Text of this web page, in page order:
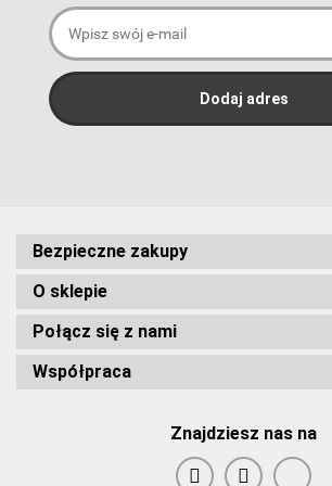
Bezpieczne zakupy
O sklepie
Połącz się z nami
Współpraca
Znajdziesz nas na